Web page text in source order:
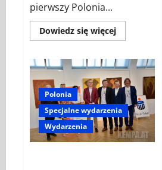
pierwszy Polonia...
Dowiedz się więcejDowiedz
się
ADAM
GAJKOWSKI
–
NIEZALEŻNY
KANDYDAT
POLONII
Polonia
Specjalne wydarzenia
Wydarzenia